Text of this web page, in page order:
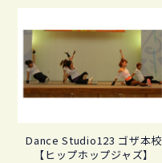
Dance Studio123 ゴザ本校
【ヒップホップジャズ】